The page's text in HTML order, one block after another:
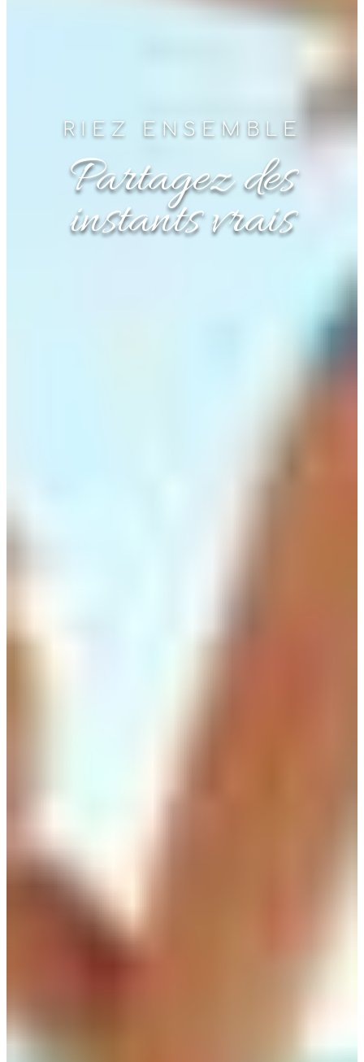
RIEZ ENSEMBLE
Partagez des
instants vrais